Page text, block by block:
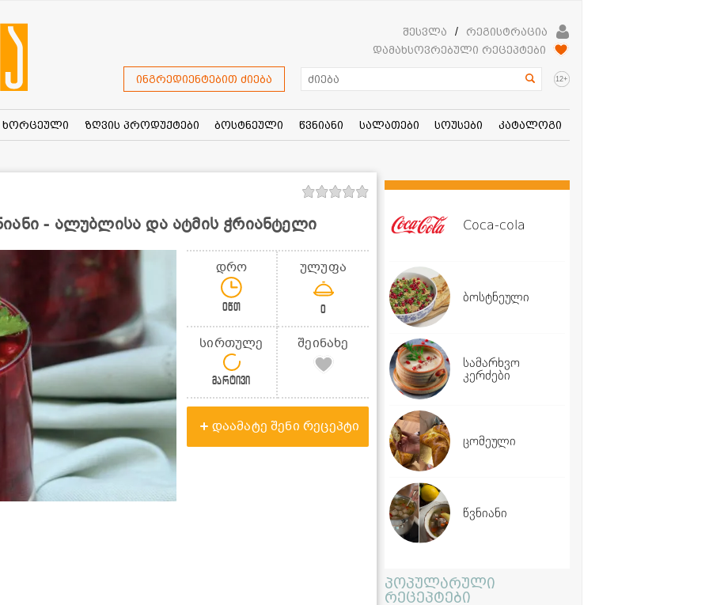
შესვლა /
რეგისტრაცია
დამახსოვრებული რეცეპტები
ინგრედიენტებით ძიება 12+
ხორცეული ზღვის პროდუქტები ბოსტნეული წვნიანი სალათები სოუსები კატალოგი
- ალუბლისა და ატმის ჭრიანტელი
დრო
0წთ
ულუფა
0
სირთულე
მარტივი
შეინახე
დაამატე შენი რეცეპტი
Coca-cola
ბოსტნეული
სამარხვო
კერძები
ცომეული
წვნიანი
პოპულარული
რეცეპტები